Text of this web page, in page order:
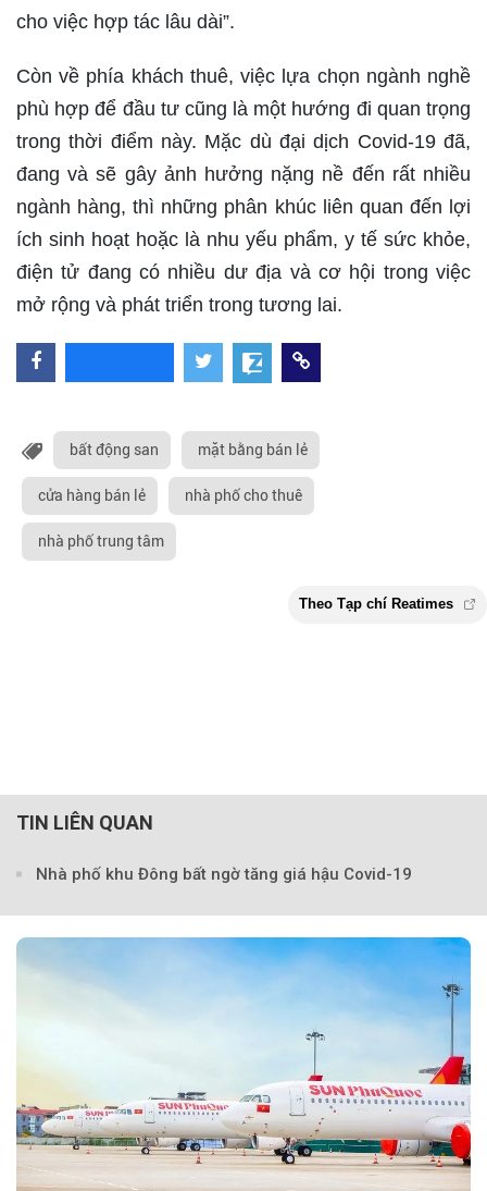
cho việc hợp tác lâu dài”.
Còn về phía khách thuê, việc lựa chọn ngành nghề
phù hợp để đầu tư cũng là một hướng đi quan trọng
trong thời điểm này. Mặc dù đại dịch Covid-19 đã,
đang và sẽ gây ảnh hưởng nặng nề đến rất nhiều
ngành hàng, thì những phân khúc liên quan đến lợi
ích sinh hoạt hoặc là nhu yếu phẩm, y tế sức khỏe,
điện tử đang có nhiều dư địa và cơ hội trong việc
mở rộng và phát triển trong tương lai.
bất động san mặt bằng bán lẻ
cửa hàng bán lẻ nhà phố cho thuê
nhà phố trung tâm
Theo Tạp chí
TIN LIÊN QUAN
Nhà phố khu Đông bất ngờ tăng giá hậu Covid-19